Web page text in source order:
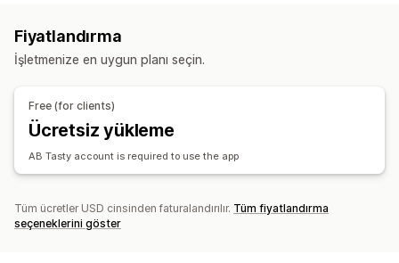
Pazarlama ve satış
Ödeme analizleri
Satın alım takibi
Analizler kontrol paneli
Fiyatlandırma
İşletmenize en uygun planı seçin.
Free (for clients)
Ücretsiz yükleme
AB Tasty account is required to use the app
Tüm ücretler USD cinsinden faturalandırılır. Tüm fiyatlandırma
seçeneklerini göster